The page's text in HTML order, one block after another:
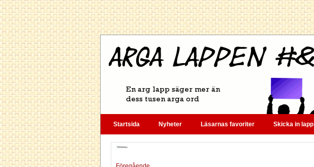
Startsida Nyheter Läsarnas favoriter Skicka in lapp